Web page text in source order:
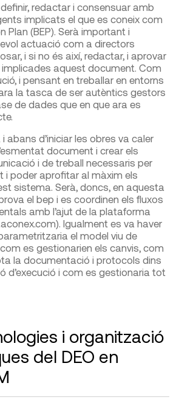
redactar i consensuar amb
implicats el que es coneix com
Plan (BEP). Serà important i
actuació com a directors
i si no és així, redactar, i aprovar
aquest document. Com
i pensant en treballar en entorns
ara la tasca de ser autèntics gestors
de dades que en que ara es
abans d’iniciar les obres va caler
document i crear els
i de treball necessaris per
i poder aprofitar al màxim els
sistema. Serà, doncs, en aquesta
el bep i es coordinen els fluxos
amb l’ajut de la plataforma
Igualment es va haver
el model viu de
es gestionarien els canvis, com
la documentació i protocols dins
d’execució i com es gestionaria tot
i organització
del DEO en